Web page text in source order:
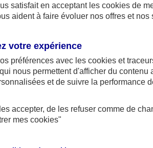
AXA Assurance
satisfait en acceptant les cookies de
aident à faire évoluer nos offres et nos
votre expérience
préférences avec les cookies et
nous permettent d'afficher du contenu
et de suivre la performance
accepter, de les refuser comme de
mes cookies"